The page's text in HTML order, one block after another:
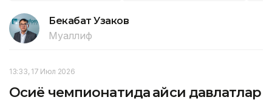
Бекабат Узаков
Муаллиф
13:33, 17 Июл 2026
Осиё чемпионатида қайси давлатлар